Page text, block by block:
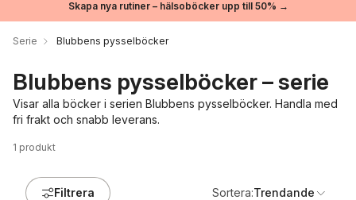
Skapa nya rutiner – hälsoböcker upp till 50% →
Serie Blubbens pysselböcker
Blubbens pysselböcker – serie
Visar alla böcker i serien Blubbens pysselböcker. Handla med
fri frakt och snabb leverans.
1 produkt
Filtrera Sortera:Trendande